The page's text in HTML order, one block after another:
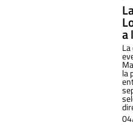
a
la